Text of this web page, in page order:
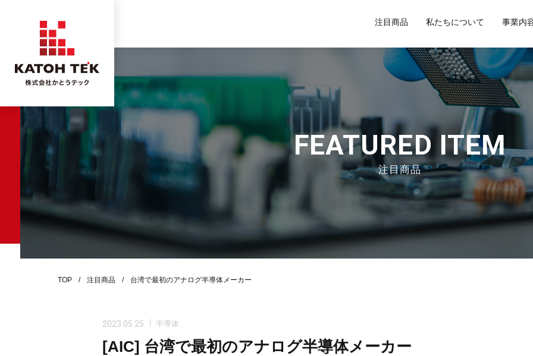
注目商品 私たちについて 事業内
FEATURED ITEM
注目商品
TOP 注目商品 台湾で最初のアナログ半導体メーカー
2023.05.25 半導体
[AIC] 台湾で最初のアナログ半導体メーカー